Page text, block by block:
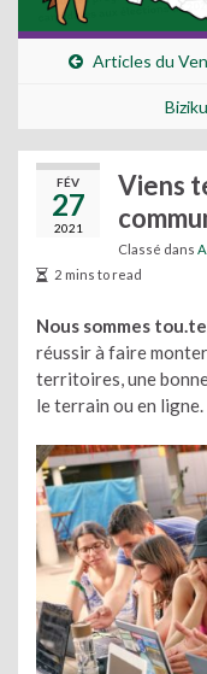
Articles du
FÉV
27
2021
Viens
Classé dans
2 mins to read
Nous sommes
réussir à faire
territoires, une
le terrain ou en ligne.